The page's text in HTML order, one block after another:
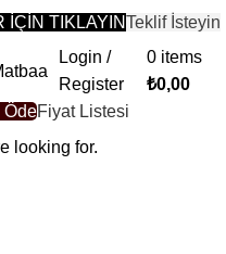
İÇİN TIKLAYINTeklif İsteyin
Login /
Register
0 items
₺0,00
ÖdeFiyat Listesi
looking for.